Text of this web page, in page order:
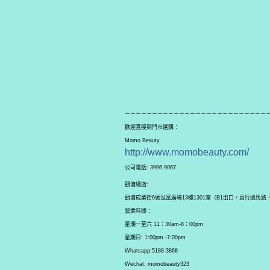
－－－－－－－－－－－－－－－－－－－－－－－－－－－
歡迎直接到門市選購：
Momo Beauty
http://www.momobeauty.com/
公司電話: 3996 9067
觀塘總店:
觀塘成業街6號泓富廣場13樓1301室（B1出口，直行過馬路
營業時間：
星期一至六 11：30am-8：00pm
星期日: 1:00pm -7:00pm
Whatsapp:5188 3868
Wechat: momobeauty323